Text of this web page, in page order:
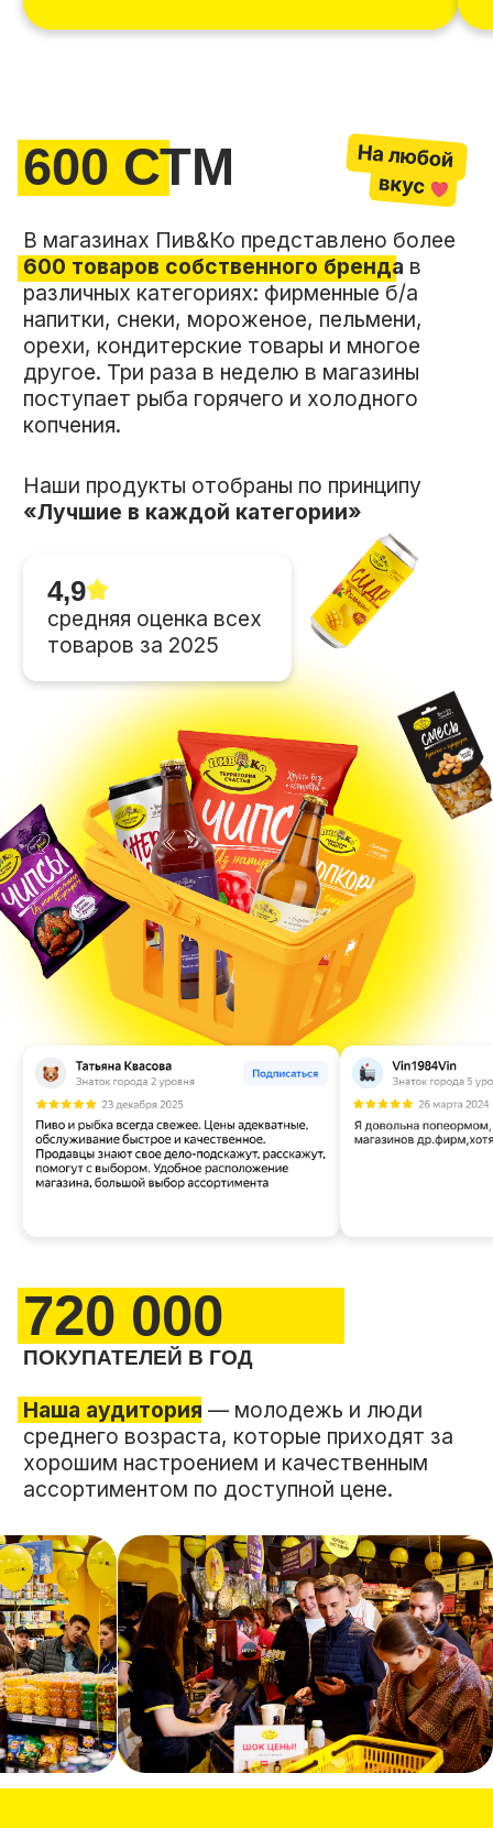
4,9
средняя оценка всех
товаров за 2025
Наши продукты отобраны по принципу
«Лучшие в каждой категории»
орехи, кондитерские товары и многое
другое. Три раза в неделю в магазины
ПОКУПАТЕЛЕЙ В ГОД
720 000
Наша аудитория— молодежь и люди
среднего возраста, которые приходят за
хорошим настроением и качественным
ассортиментом по доступной цене.
Получить финансовую
модель окупаемости